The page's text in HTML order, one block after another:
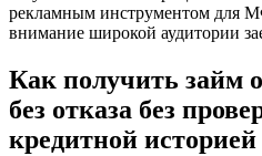
рекламным инструментом для
внимание широкой аудитории
Как получить займ
без отказа без
кредитной историей